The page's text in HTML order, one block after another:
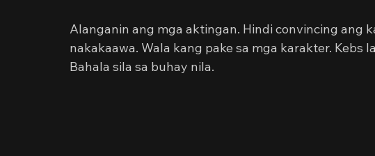
Alanganin ang mga aktingan. Hindi convincing ang
nakakaawa. Wala kang pake sa mga karakter. Kebs
Bahala sila sa buhay nila.